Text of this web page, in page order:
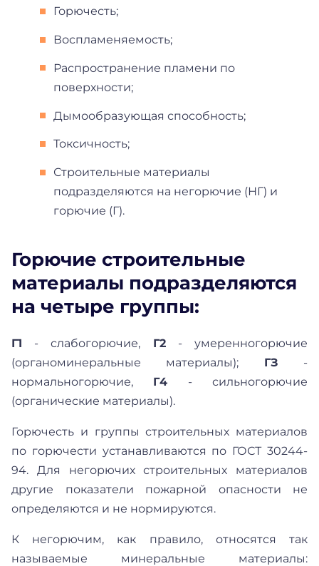
Горючесть;
Воспламеняемость;
Распространение пламени по
поверхности;
Дымообразующая способность;
Токсичность;
Строительные материалы
подразделяются на негорючие (НГ) и
горючие (Г).
Горючие строительные
материалы подразделяются
на четыре группы:
Г1 - слабогорючие, Г2- умеренногорючие
(органоминеральные материалы); ГЗ -
нормальногорючие, Г4 - сильногорючие
(органические материалы).
Горючесть и группы строительных материалов
по горючести устанавливаются по ГОСТ 30244-
94. Для негорючих строительных материалов
другие показатели пожарной опасности не
определяются и не нормируются.
К негорючим, как правило, относятся так
называемые минеральные материалы: